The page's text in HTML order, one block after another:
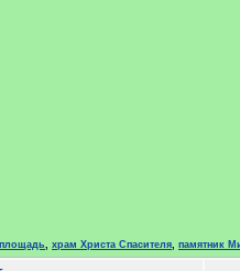
, храм Христа Спасителя, памятник